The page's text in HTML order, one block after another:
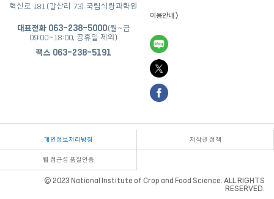
혁신로 181(갈산리 73) 국립식량과학원
대표전화 063-238-5000(월~금
09:00~18:00, 공휴일 제외)
팩스 063-238-5191
이용안내 >
개인정보처리방침 저작권 정책
웹 접근성 품질인증
© 2023 National Institute of Crop and Food Science. ALL RIGHTS
RESERVED.